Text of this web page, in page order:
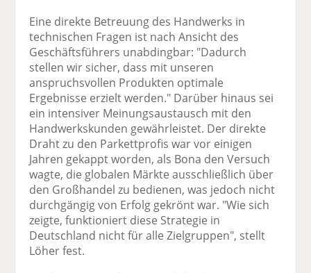
Eine direkte Betreuung des Handwerks in
technischen Fragen ist nach Ansicht des
Geschäftsführers unabdingbar: "Dadurch
stellen wir sicher, dass mit unseren
anspruchsvollen Produkten optimale
Ergebnisse erzielt werden." Darüber hinaus sei
ein intensiver Meinungsaustausch mit den
Handwerkskunden gewährleistet. Der direkte
Draht zu den Parkettprofis war vor einigen
Jahren gekappt worden, als Bona den Versuch
wagte, die globalen Märkte ausschließlich über
den Großhandel zu bedienen, was jedoch nicht
durchgängig von Erfolg gekrönt war. "Wie sich
zeigte, funktioniert diese Strategie in
Deutschland nicht für alle Zielgruppen", stellt
Löher fest.